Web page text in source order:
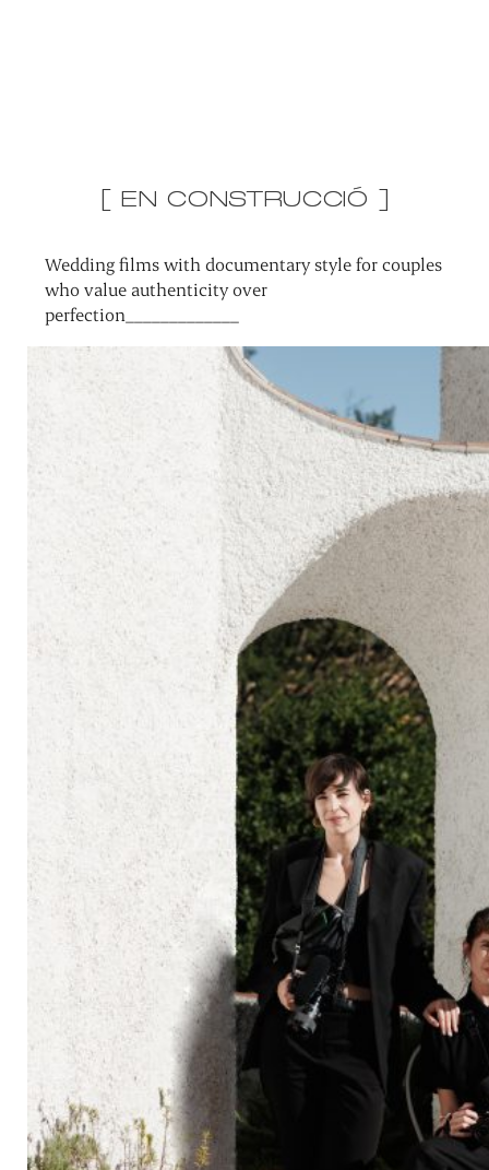
[ EN CONSTRUCCIÓ ]
Wedding films with documentary style for couples
who value authenticity over
perfection_____________